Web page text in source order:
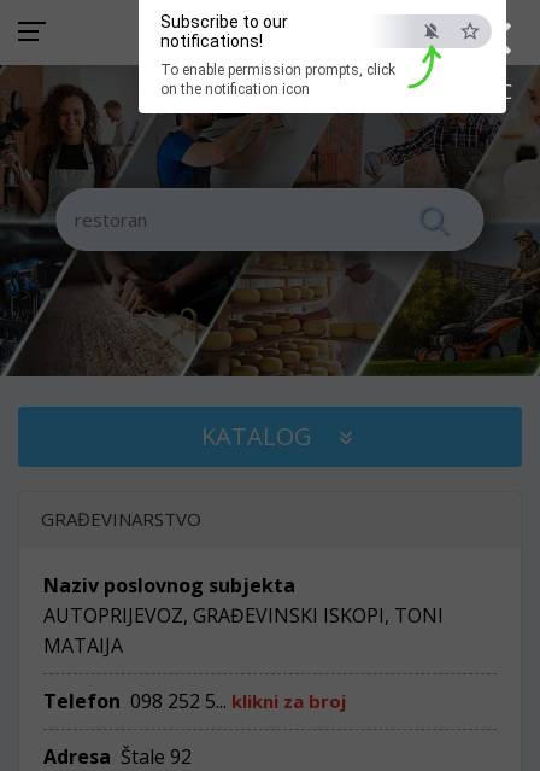
×
ESC
Subscribe to our
notifications!
To enable permission prompts, click
on the notification icon
KATALOG
GRAĐEVINARSTVO
Naziv poslovnog subjekta
AUTOPRIJEVOZ, GRAĐEVINSKI ISKOPI, TONI
MATAIJA
Telefon 098 252 5... klikni za broj
Adresa Štale 92